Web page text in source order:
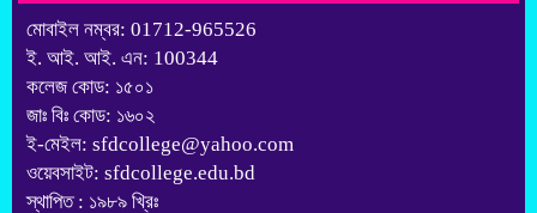
মোবাইল নম্বর: 01712-965526
ই. আই. আই. এন: 100344
কলেজ কোড: ১৫০১
জাঃ বিঃ কোড: ১৬০২
ই-মেইল: sfdcollege@yahoo.com
ওয়েবসাইট: sfdcollege.edu.bd
স্থাপিত : ১৯৮৯ খ্রিঃ